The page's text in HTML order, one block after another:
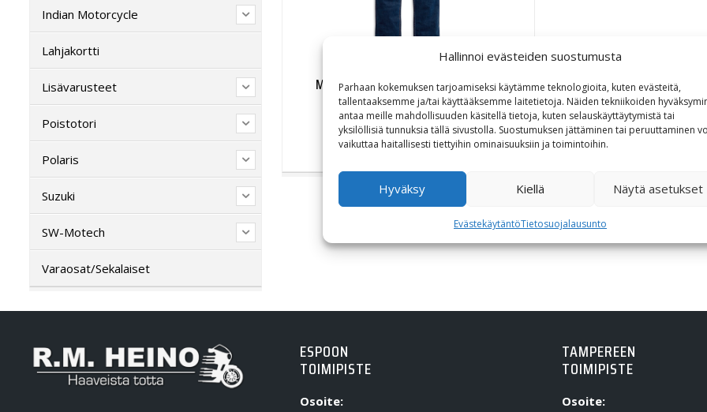
Hallinnoi evästeiden suostumusta
Parhaan kokemuksen tarjoamiseksi käytämme teknologioita, kuten evästeitä,
tallentaaksemme ja/tai käyttääksemme laitetietoja. Näiden tekniikoiden
antaa meille mahdollisuuden käsitellä tietoja, kuten selauskäyttäytymistä tai
yksilöllisiä tunnuksia tällä sivustolla. Suostumuksen jättäminen tai peruuttaminen
vaikuttaa haitallisesti tiettyihin ominaisuuksiin ja toimintoihin.
Hyväksy Kiellä Näytä asetukset
EvästekäytäntöTietosuojalausunto
Men’s FXRG Armalith Denim Jeans
367,21€Alkuperäinen hinta oli: 367,21€.
220,38€Nykyinen hinta on: 220,38€.
Indian Motorcycle
Lahjakortti
Lisävarusteet
Poistotori
Polaris
Suzuki
SW-Motech
Varaosat/Sekalaiset
ESPOON
TOIMIPISTE
Osoite:
TAMPEREEN
TOIMIPISTE
Osoite: